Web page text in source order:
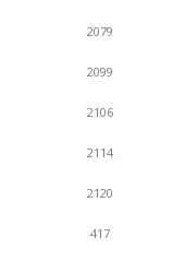
2079
2099
2106
2114
2120
417